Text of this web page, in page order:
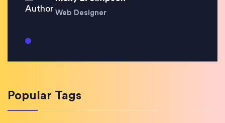
Web Designer
Popular Tags